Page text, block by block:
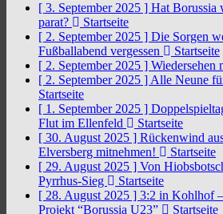
[ 3. September 2025 ] Hat Borussia
parat?
Startseite
[ 2. September 2025 ] Die Sorgen
Fußballabend vergessen
Startseite
[ 2. September 2025 ] Wiedersehen
[ 2. September 2025 ] Alle Neune
Startseite
[ 1. September 2025 ]
Flut im Ellenfeld
Startseite
[ 30. August 2025 ] Rückenwind
Elversberg mitnehmen!
Startseite
[ 29. August 2025 ] Von
Pyrrhus-Sieg
Startseite
[ 28. August 2025 ] 3:2 in Kohlhof
Projekt “Borussia U23”
Startseite